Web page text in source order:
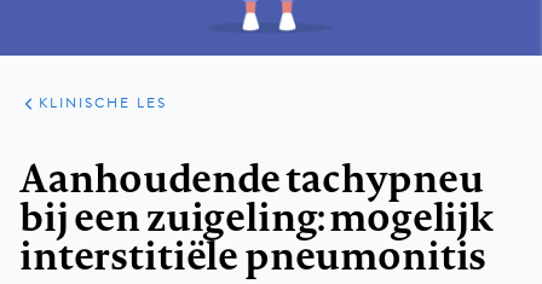
ARTIKELEN
PRAKTIJK
KLINISCHE LES
Aanhoudende tachypneu
bij een zuigeling: mogelijk
interstitiële pneumonitis